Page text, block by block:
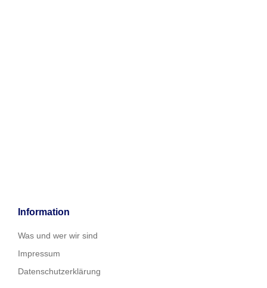
Information
Was und wer wir sind
Impressum
Datenschutzerklärung